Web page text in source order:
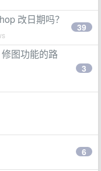
改日期吗？
39
图功能的路
3
6